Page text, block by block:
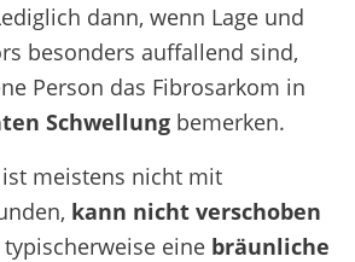
dann, wenn Lage und
besonders auffallend sind,
Person das Fibrosarkom in
Schwellung bemerken.
ist meistens nicht mit
kann nicht verschoben
eine bräunliche